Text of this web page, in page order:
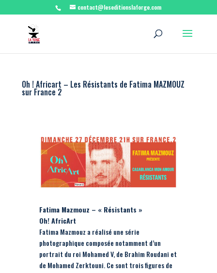
contact@leseditionslaforge.com
Oh ! Africart – Les Résistants de Fatima MAZMOUZ
sur France 2
Fatima Mazmouz – « Résistants »
Oh! AfricArt
Fatima Mazmouz a réalisé une série
photographique composée notamment d’un
portrait du roi Mohamed V, de Brahim Roudani et
de Mohamed Zerktouni. Ce sont trois figures de